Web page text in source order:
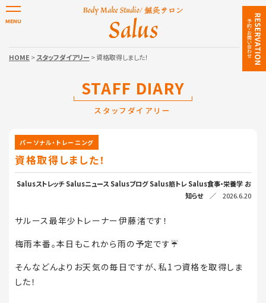
HOME >スタッフダイアリー > 資格取得しました！
STAFF DIARY
スタッフダイアリー
パーソナル・トレーニング
資格取得しました！
SalusストレッチSalusニュースSalusブログSalus筋トレSalus食事・栄養学 お
知らせ／ 2026.6.20
サルース最年少トレーナー伊藤渚です！
梅雨本番。本日もこれから雨の予定です☔
そんなどんよりお天気の毎日ですが、私1つ資格を取得しま
した！